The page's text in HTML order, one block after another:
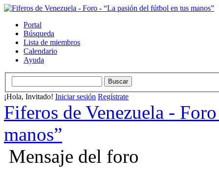
Portal
Búsqueda
Lista de miembros
Calendario
Ayuda
¡Hola, Invitado! Iniciar sesión Regístrate
Fiferos de Venezuela -
manos”
Mensaje del foro